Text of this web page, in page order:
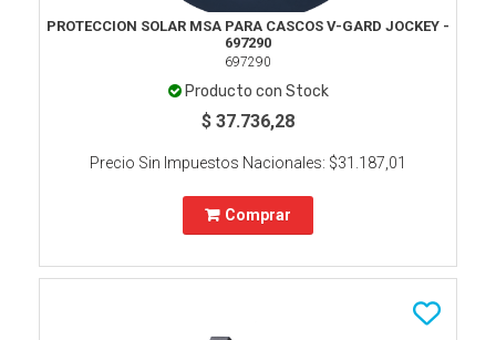
PROTECCION SOLAR MSA PARA CASCOS V-GARD JOCKEY -
697290
697290
Producto con Stock
$ 37.736,28
Precio Sin Impuestos Nacionales: $31.187,01
Comprar